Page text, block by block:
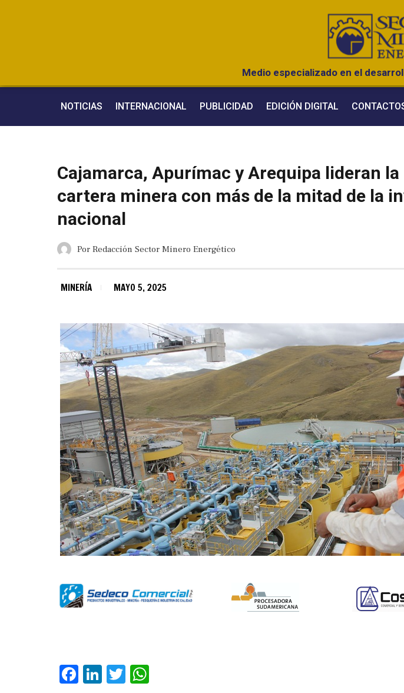
Medio especializado en el
NOTICIAS INTERNACIONAL PUBLICIDAD EDICIÓN DIGITAL
Cajamarca, Apurímac y Arequipa lideran la
cartera minera con más de la mitad de la
nacional
Por Redacción Sector Minero Energético
MINERÍA MAYO 5, 2025
Facebook
LinkedIn
Twitter